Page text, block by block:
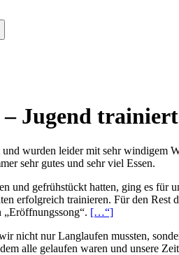
Jugend
wurden leider mit sehr windigem
sehr gutes und sehr viel Essen.
und gefrühstückt hatten, ging es
erfolgreich trainieren. Für den
„Eröffnungssong“. […“]
nicht nur Langlaufen mussten,
alle gelaufen waren und unsere